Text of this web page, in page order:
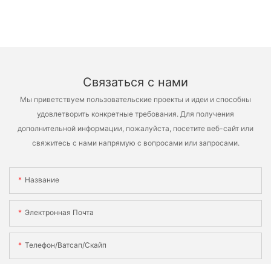
Связаться с нами
Мы приветствуем пользовательские проекты и идеи и способны
удовлетворить конкретные требования. Для получения
дополнительной информации, пожалуйста, посетите веб-сайт или
свяжитесь с нами напрямую с вопросами или запросами.
Название
Электронная Почта
Телефон/ватсап/скайп